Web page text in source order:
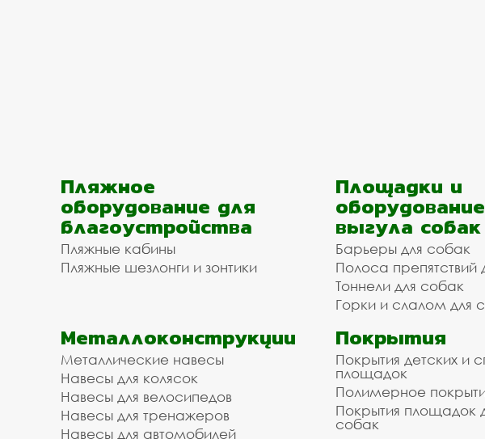
Пляжное
оборудование для
благоустройства
Пляжные кабины
Пляжные шезлонги и зонтики
Площадки и
выгула собак
Барьеры для собак
Полоса препятствий
Тоннели для собак
Горки и слалом для
Металлоконструкции
Металлические навесы
Навесы для колясок
Навесы для велосипедов
Навесы для тренажеров
Навесы для автомобилей
Покрытия
Покрытия детских и
площадок
Полимерное
Покрытия площадок
собак